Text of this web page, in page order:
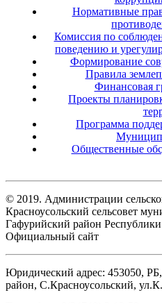
Нормативные
Комиссия по
поведению и
Формирование
Правила
Финансовая
Проекты
Программа
Общественные
© 2019. Администрации
Красноусольский сельсовет
Гафурийский район
Официальный сайт
Юридический адрес: 453050,
район, С.Красноусольский,